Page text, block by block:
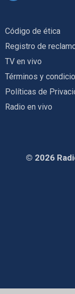
Código de ética
Registro de
TV en vivo
Términos y
Políticas de
Radio en vivo
© 2026